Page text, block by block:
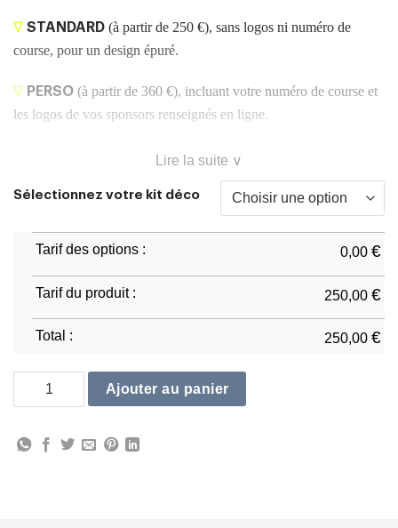
∇ STANDARD (à partir de 250 €), sans logos ni numéro de
course, pour un design épuré.
∇ PERSO (à partir de 360 €), incluant votre numéro de course et
les logos de vos sponsors renseignés en ligne.
Lire la suite ∨
Sélectionnez votre kit déco
Tarif des options : 0,00 €
Tarif du produit : 250,00 €
Total : 250,00 €
quantité de Yamaha TMAX 2012/15
Ajouter au panier